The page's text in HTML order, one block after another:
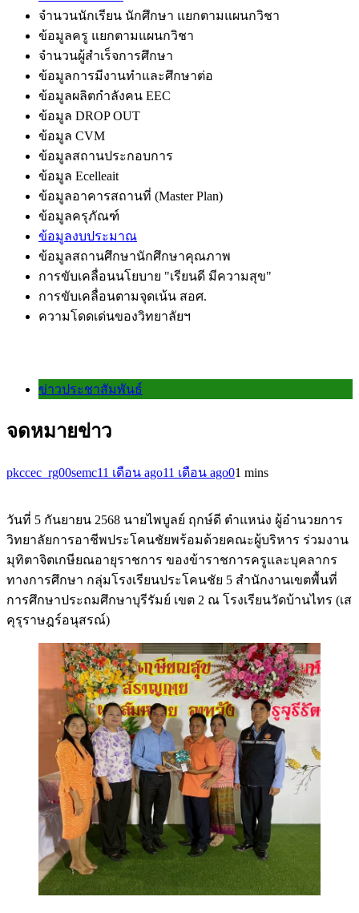
จำนวนนักเรียน นักศึกษา แยกตามแผนกวิชา
ข้อมูลครู แยกตามแผนกวิชา
จำนวนผู้สำเร็จการศึกษา
ข้อมูลการมีงานทำและศึกษาต่อ
ข้อมูลผลิตกำลังคน EEC
ข้อมูล DROP OUT
ข้อมูล CVM
ข้อมูลสถานประกอบการ
ข้อมูล Ecelleait
ข้อมูลอาคารสถานที่ (Master Plan)
ข้อมูลครุภัณฑ์
ข้อมูลงบประมาณ
ข้อมูลสถานศึกษานักศึกษาคุณภาพ
การขับเคลื่อนนโยบาย "เรียนดี มีความสุข"
การขับเคลื่อนตามจุดเน้น สอศ.
ความโดดเด่นของวิทยาลัยฯ
ข่าวประชาสัมพันธ์
จดหมายข่าว
pkccec_rg00semc11 เดือน ago11 เดือน ago01 mins
วันที่ 5 กันยายน 2568 นายไพบูลย์ ฤกษ์ดี ตำแหน่ง ผู้อำนวยการ
วิทยาลัยการอาชีพประโคนชัยพร้อมด้วยคณะผู้บริหาร ร่วมงาน
มุทิตาจิตเกษียณอายุราชการ ของข้าราชการครูและบุคลากร
ทางการศึกษา กลุ่มโรงเรียนประโคนชัย 5 สำนักงานเขตพื้นที่
การศึกษาประถมศึกษาบุรีรัมย์ เขต 2 ณ โรงเรียนวัดบ้านไทร (เส
คุรุราษฎร์อนุสรณ์)